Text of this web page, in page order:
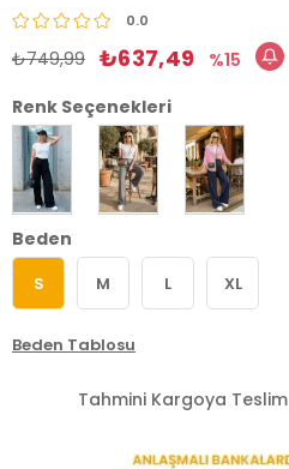
0.0
₺749,99 ₺637,49
15
Renk Seçenekleri
Beden
S M L XL
Beden Tablosu
Tahmini Kargoya Teslim